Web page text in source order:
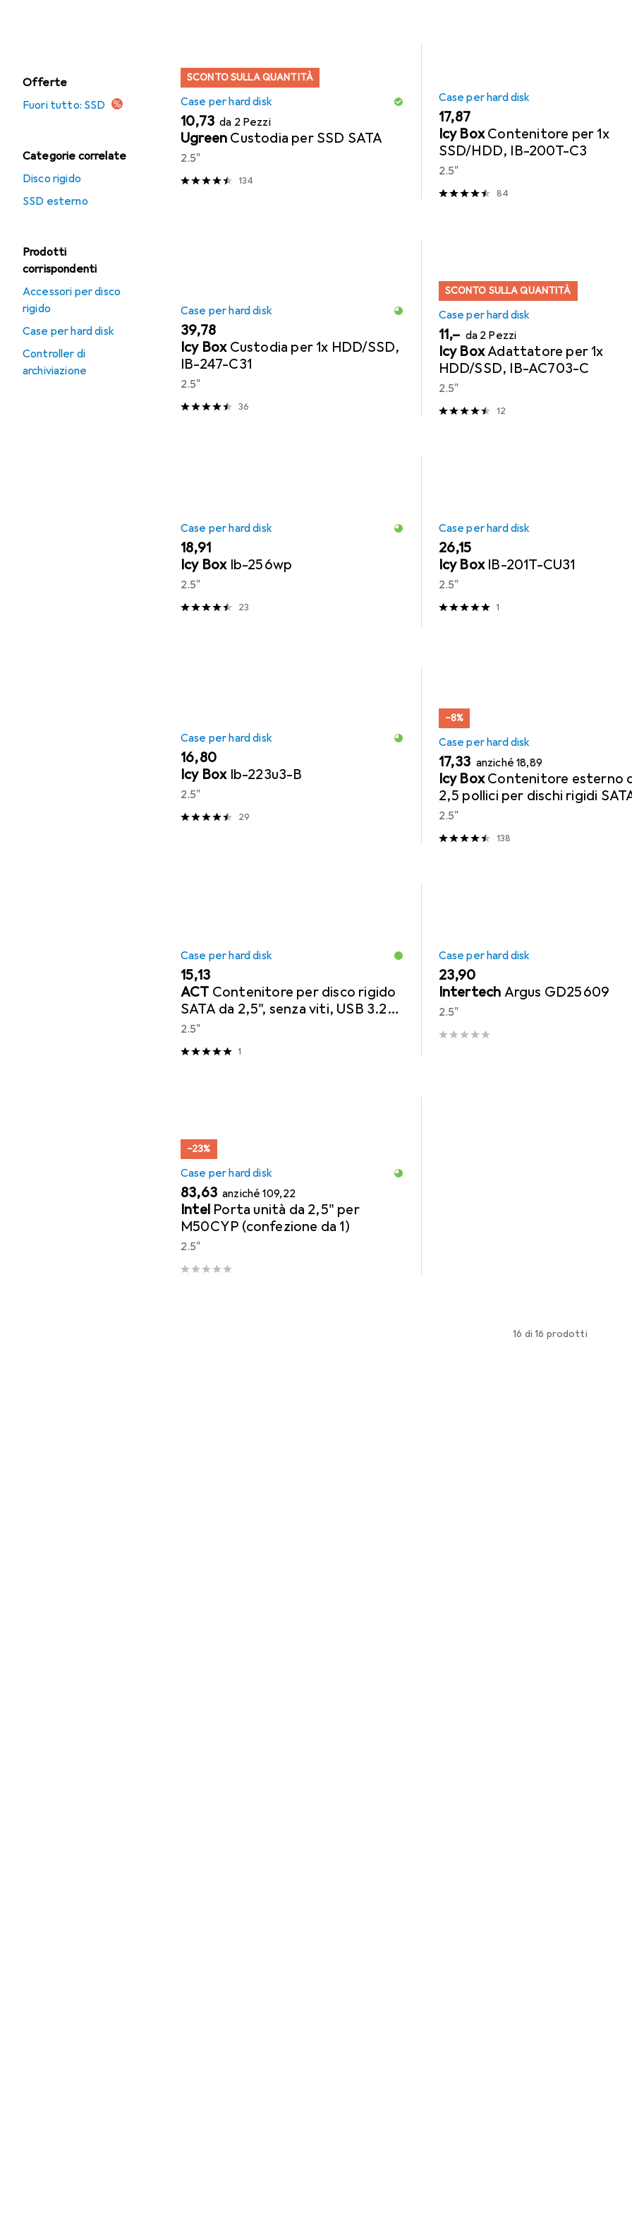
Offerte
Fuori tutto: SSD
Categorie correlate
Disco rigido
SSD esterno
Prodotti
corrispondenti
Accessori per disco
rigido
Case per hard disk
Controller di
archiviazione
SCONTO SULLA QUANTITÀ
Case per hard disk
EUR
10,73 da 2 Pezzi
Ugreen Custodia per SSD SATA
2.5"
134
Case per hard disk
EUR
17,87
Icy BoxContenitore per 1x
SSD/HDD, IB-200T-C3
2.5"
84
Case per hard disk
EUR
39,78
Icy Box Custodia per 1x HDD/SSD,
IB-247-C31
2.5"
36
SCONTO SULLA QUANTITÀ
Case per hard disk
EUR
11,– da 2 Pezzi
Icy BoxAdattatore per 1x
HDD/SSD, IB-AC703-C
2.5"
12
Case per hard disk
EUR
18,91
Icy Box Ib-256wp
2.5"
23
Case per hard disk
EUR
26,15
Icy Box IB-201T-CU31
2.5"
1
Case per hard disk
EUR
16,80
Icy Box Ib-223u3-B
2.5"
29
−8%
Case per hard disk
EUR
17,33 anzichéEUR
18,89
Icy BoxContenitore esterno
2,5 pollici per dischi rigidi
2.5"
138
Case per hard disk
EUR
15,13
ACT Contenitore per disco rigido
SATA da 2,5", senza viti, USB 3.2
Gen1
2.5"
1
Case per hard disk
EUR
23,90
Intertech Argus GD25609
2.5"
−23%
Case per hard disk
EUR
83,63 anzichéEUR
109,22
Intel Porta unità da 2,5" per
M50CYP (confezione da 1)
2.5"
16 di 16 prodotti